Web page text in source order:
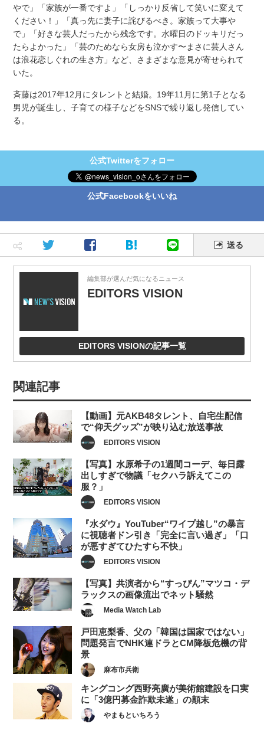
やで」「家族が一番ですよ」「しっかり反省して笑いに変えて
ください！」「真っ先に妻子に詫びるべき。家族って大事や
で」「好きな芸人だったから残念です。水曜日のドッキリだっ
たらよかった」「芸のためなら女房も泣かす〜まさに芸人さん
は浪花恋しぐれの生き方」など、さまざまな意見が寄せられて
いた。
斉藤は2017年12月にタレントと結婚。19年11月に第1子となる
男児が誕生し、子育ての様子などをSNSで繰り返し発信してい
る。
公式Twitterをフォロー
公式Facebookをいいね
送る
編集部が選んだ気になるニュース
EDITORS VISION
EDITORS VISIONの記事一覧
関連記事
【動画】元AKB48タレント、自宅生配信
で“仰天グッズ”が映り込む放送事故
EDITORS VISION
【写真】水原希子の1週間コーデ、毎日露
出しすぎで物議「セクハラ訴えてこの
服？」
EDITORS VISION
『水ダウ』YouTuber“ワイプ越し”の暴言
に視聴者ドン引き「完全に言い過ぎ」「口
が悪すぎてひたすら不快」
EDITORS VISION
【写真】共演者から“すっぴん”マツコ・デ
ラックスの画像流出でネット騒然
Media Watch Lab
戸田恵梨香、父の「韓国は国家ではない」
問題発言でNHK連ドラとCM降板危機の背
景
麻布市兵衛
キングコング西野亮廣が美術館建設を口実
に「3億円募金詐欺未遂」の顛末
やまもといちろう